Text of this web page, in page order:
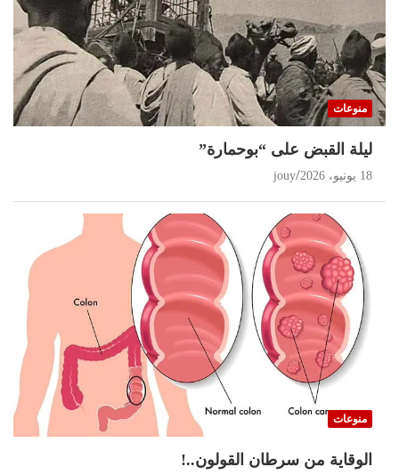
منوعات
ليلة القبض على “بوحمارة”
18 يونيو، 2026 jouy
منوعات
الوقاية من سرطان القولون..!